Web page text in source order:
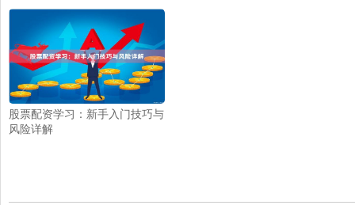
股票配资学习：新手入门技巧与
风险详解